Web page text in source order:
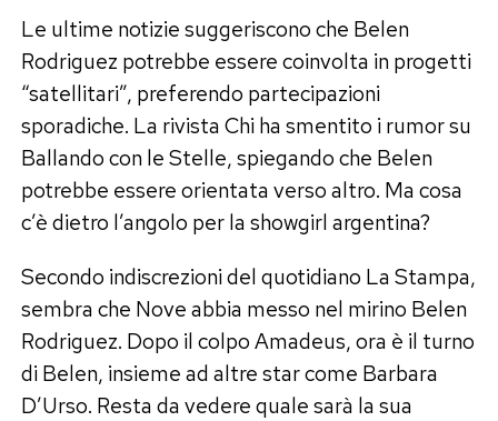
Le ultime notizie suggeriscono che Belen
Rodriguez potrebbe essere coinvolta in progetti
“satellitari”, preferendo partecipazioni
sporadiche. La rivista Chi ha smentito i rumor su
Ballando con le Stelle, spiegando che Belen
potrebbe essere orientata verso altro. Ma cosa
c’è dietro l’angolo per la showgirl argentina?
Secondo indiscrezioni del quotidiano La Stampa,
sembra che Nove abbia messo nel mirino Belen
Rodriguez. Dopo il colpo Amadeus, ora è il turno
di Belen, insieme ad altre star come Barbara
D’Urso. Resta da vedere quale sarà la sua